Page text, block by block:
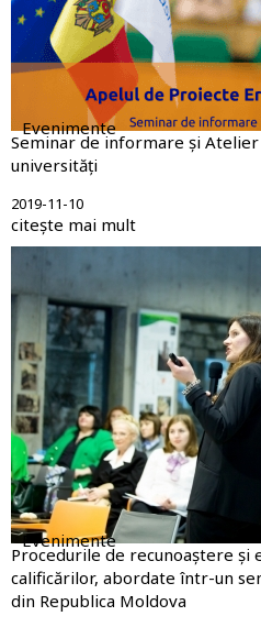
Evenimente
Seminar de informare și
universități
2019-11-10
citește mai mult
Evenimente
Procedurile de recunoaștere și
calificărilor, abordate într-un
din Republica Moldova